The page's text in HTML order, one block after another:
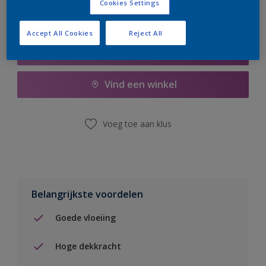
Vind een winkel
Voeg toe aan klus
Belangrijkste voordelen
Goede vloeiing
Hoge dekkracht
Cookies Settings
Reject All
Accept All Cookies